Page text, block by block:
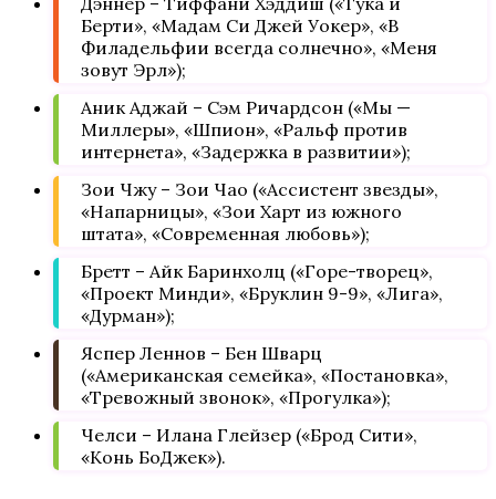
Берти», «Мадам Си Джей Уокер», «В
Филадельфии всегда солнечно», «Меня
зовут Эрл»);
Аник Аджай – Сэм Ричардсон («Мы —
Миллеры», «Шпион», «Ральф против
интернета», «Задержка в развитии»);
Зои Чжу – Зои Чао («Ассистент звезды»,
«Напарницы», «Зои Харт из южного
штата», «Современная любовь»);
Бретт – Айк Баринхолц («Горе-творец»,
«Проект Минди», «Бруклин 9-9», «Лига»,
«Дурман»);
Яспер Леннов – Бен Шварц
(«Американская семейка», «Постановка»,
«Тревожный звонок», «Прогулка»);
Челси – Илана Глейзер («Брод Сити»,
«Конь БоДжек»).